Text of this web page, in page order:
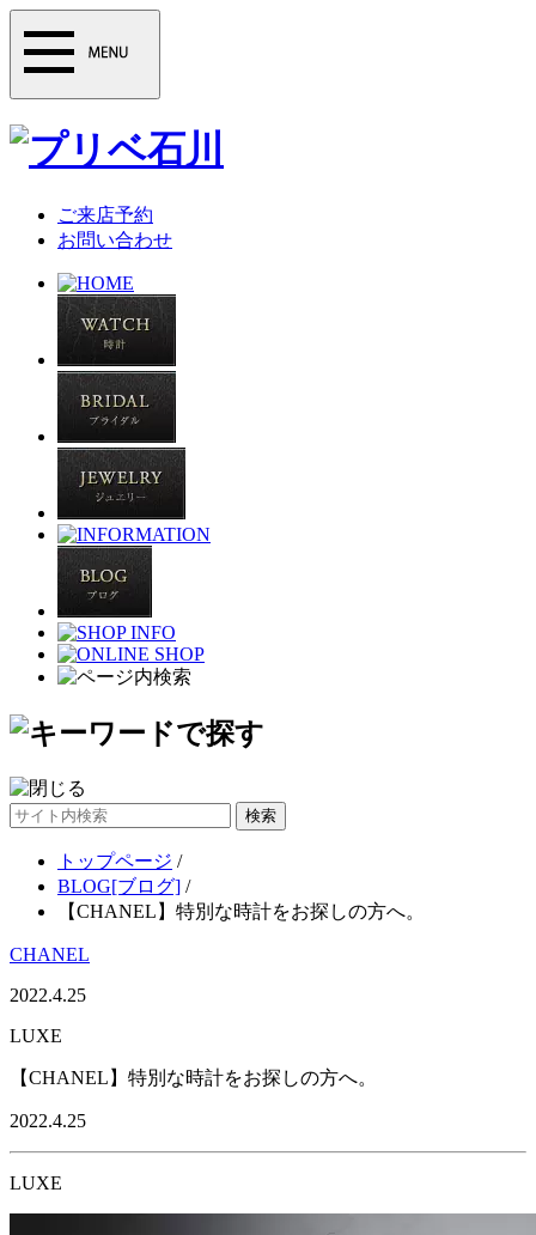
ご来店予約
お問い合わせ
サ
トップページ /
BLOG[ブログ] /
【CHANEL】特別な時計をお探しの方へ。
CHANEL
2022.4.25
LUXE
【CHANEL】特別な時計をお探しの方へ。
2022.4.25
LUXE